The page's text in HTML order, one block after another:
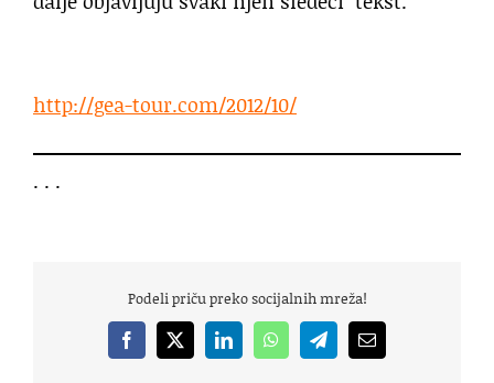
http://gea-tour.com/2012/10/
. . .
Podeli priču preko socijalnih mreža!
Facebook
X LinkedInWhatsAppTelegramEmail